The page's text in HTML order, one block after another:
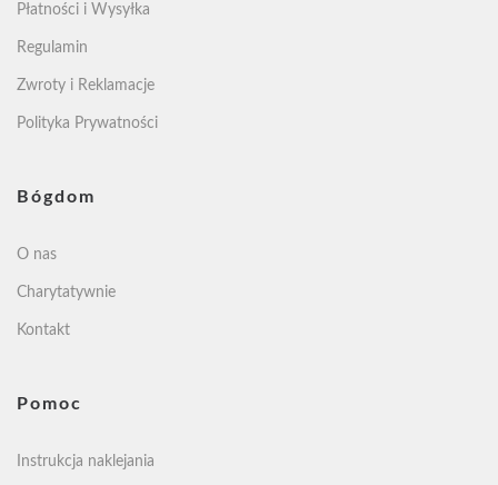
Płatności i Wysyłka
Regulamin
Zwroty i Reklamacje
Polityka Prywatności
Bógdom
O nas
Charytatywnie
Kontakt
Pomoc
Instrukcja naklejania